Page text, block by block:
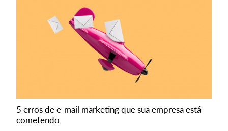
5 erros de e-mail marketing que sua empresa está
cometendo